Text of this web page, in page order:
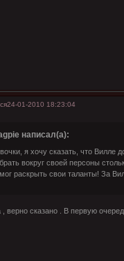
24-01-2010 18:23:04
написал(а):
я хочу сказать, что
вокруг своей персоны
раскрыть свои таланты! За
, верно сказано . В первую